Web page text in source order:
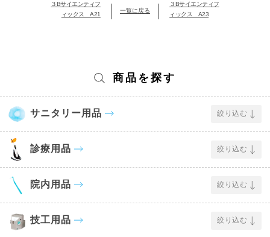
３Bサイエンティフ
ィックス A21
一覧に戻る
３Bサイエンティフ
ィックス A23
商品を探す
サニタリー用品 絞り込む
診療用品 絞り込む
院内用品 絞り込む
技工用品 絞り込む